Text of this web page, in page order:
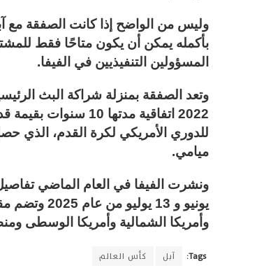
وليس من الواضح إذا كانت الصفقة مع
المسؤولين التنفيذيين في الفيفا.
وتعد الصفقة بمنزلة شراكة البث
للدوري الأمريكي لكرة القدم، الذي
ميامي.
وأمريكا الشمالية وأمريكا الوسطى
Tags: آبل كأس العالم